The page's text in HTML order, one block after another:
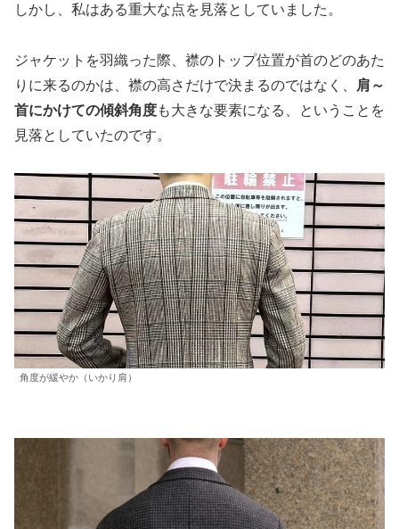
しかし、私はある重大な点を見落としていました。
ジャケットを羽織った際、襟のトップ位置が首のどのあた
りに来るのかは、襟の高さだけで決まるのではなく、
肩～
首にかけての傾斜角度も大きな要素になる、ということを
見落としていたのです。
角度が緩やか（いかり肩）